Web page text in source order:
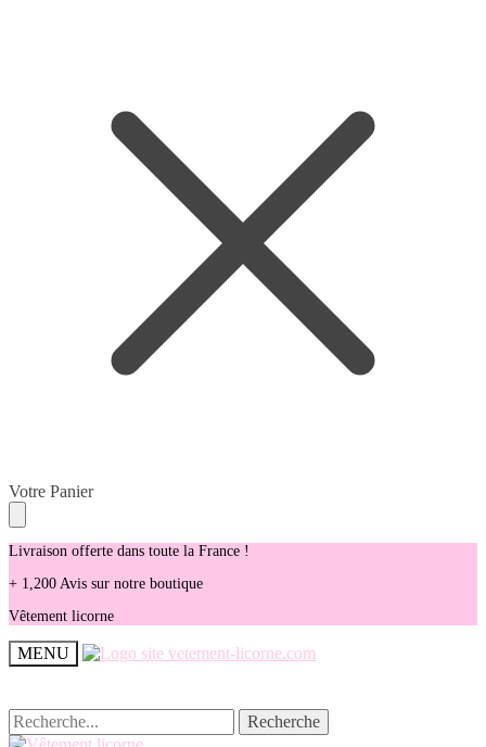
Skip
to
navigation
Skip
to
content
Votre Panier
Livraison offerte dans toute la France !
+ 1,200 Avis sur notre boutique
Vêtement licorne
MENU
Recherche
pour :
Recherche
Recherche
pour :
Recherche